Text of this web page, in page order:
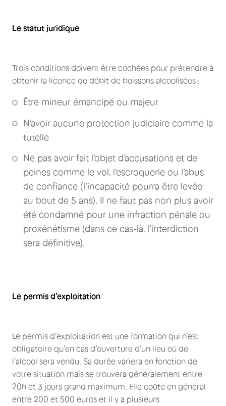
Le statut juridique
Trois conditions doivent être cochées pour prétendre à
obtenir la licence de débit de boissons alcoolisées :
Être mineur émancipé ou majeur
N’avoir aucune protection judiciaire comme la
tutelle
Ne pas avoir fait l’objet d’accusations et de
peines comme le vol, l’escroquerie ou l’abus
de confiance (l’incapacité pourra être levée
au bout de 5 ans). Il ne faut pas non plus avoir
été condamné pour une infraction pénale ou
proxénétisme (dans ce cas-là, l’interdiction
sera définitive).
Le permis d’exploitation
Le permis d’exploitation est une formation qui n’est
obligatoire qu’en cas d’ouverture d’un lieu où de
l’alcool sera vendu. Sa durée variera en fonction de
votre situation mais se trouvera généralement entre
20h et 3 jours grand maximum. Elle coûte en général
entre 200 et 500 euros et il y a plusieurs